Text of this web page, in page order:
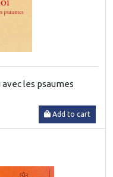
les psaumes
Add to cart